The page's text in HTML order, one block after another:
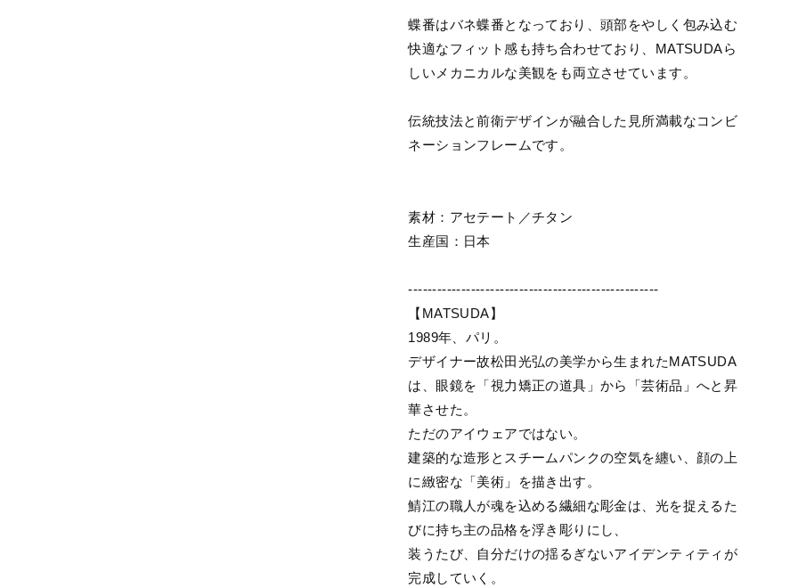
蝶番はバネ蝶番となっており、頭部をやしく包み込む
快適なフィット感も持ち合わせており、MATSUDAら
しいメカニカルな美観をも両立させています。
伝統技法と前衛デザインが融合した見所満載なコンビ
ネーションフレームです。
素材：アセテート／チタン
生産国：日本
----------------------------------------------------
【MATSUDA】
1989年、パリ。
デザイナー故松田光弘の美学から生まれたMATSUDA
は、眼鏡を「視力矯正の道具」から「芸術品」へと昇
華させた。
ただのアイウェアではない。
建築的な造形とスチームパンクの空気を纏い、顔の上
に緻密な「美術」を描き出す。
鯖江の職人が魂を込める繊細な彫金は、光を捉えるた
びに持ち主の品格を浮き彫りにし、
装うたび、自分だけの揺るぎないアイデンティティが
完成していく。